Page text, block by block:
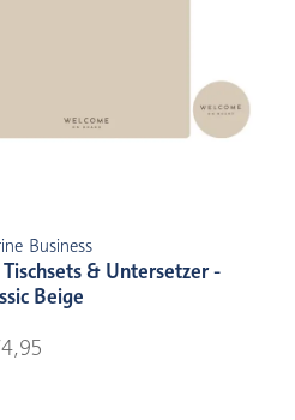
Business
& Untersetzer -
Beige